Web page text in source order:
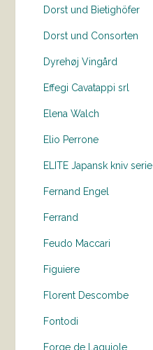
Dorst und Bietighöfer
Dorst und Consorten
Dyrehøj Vingård
Effegi Cavatappi srl
Elena Walch
Elio Perrone
ELITE Japansk kniv serie
Fernand Engel
Ferrand
Feudo Maccari
Figuiere
Florent Descombe
Fontodi
Forge de Laguiole